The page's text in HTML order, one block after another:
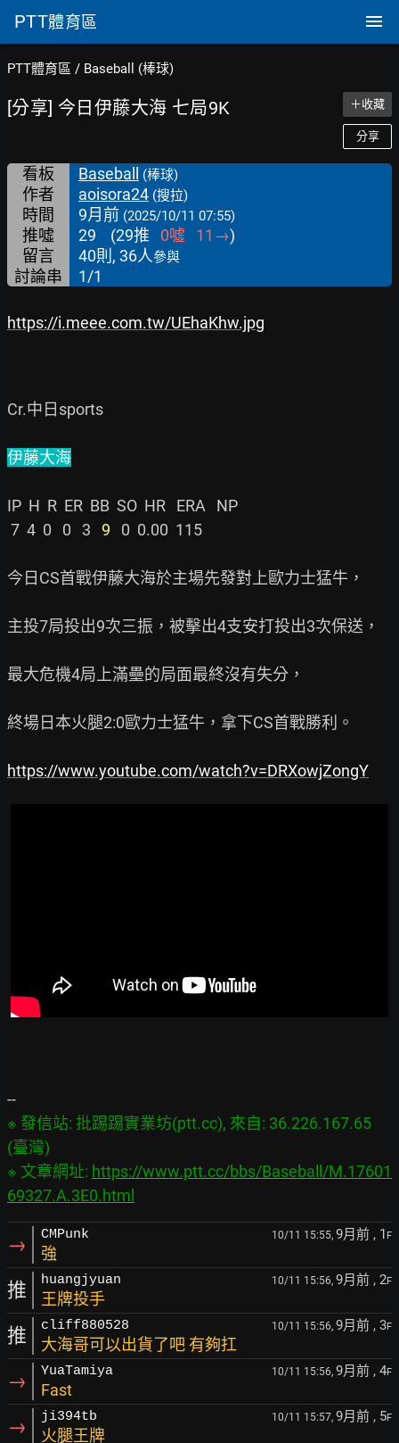
PTT體育區
PTT體育區 / Baseball (棒球)
[分享] 今日伊藤大海 七局9K ＋收藏
分享
看板 Baseball (棒球)
作者 aoisora24 (搜拉)
時間 9月前 (2025/10/11 07:55)
推噓 29 (29推 0噓 11 →)
留言
40則, 36人參與
討論串 1/1
https://i.meee.com.tw/UEhaKhw.jpg
Cr.中日sports
伊藤大海
IP  H  R  ER  BB  SO  HR   ERA   NP
7  4  0   0   3
9
   0  0.00  115
今日CS首戰伊藤大海於主場先發對上歐力士猛牛，
主投7局投出9次三振，被擊出4支安打投出3次保送，
最大危機4局上滿壘的局面最終沒有失分，
終場日本火腿2:0歐力士猛牛，拿下CS首戰勝利。
https://www.youtube.com/watch?v=DRXowjZongY
※ 發信站: 批踢踢實業坊(ptt.cc), 來自: 36.226.167.65
(臺灣)
※ 文章網址: https://www.ptt.cc/bbs/Baseball/M.17601
69327.A.3E0.html
→ CMPunk 10/11 15:55, 9月前 , 1 F
強
推 huangjyuan 10/11 15:56, 9月前 , 2F
王牌投手
推 cliff880528 10/11 15:56, 9月前 , 3F
大海哥可以出貨了吧 有夠扛
→ YuaTamiya 10/11 15:56, 9月前 , 4F
Fast
→ ji394tb 10/11 15:57, 9月前 , 5F
火腿王牌